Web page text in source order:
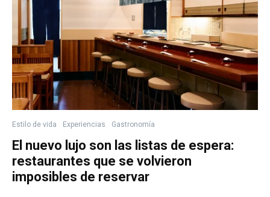
Estilo de vida Experiencias Gastronomía
El nuevo lujo son las listas de espera:
restaurantes que se volvieron
imposibles de reservar